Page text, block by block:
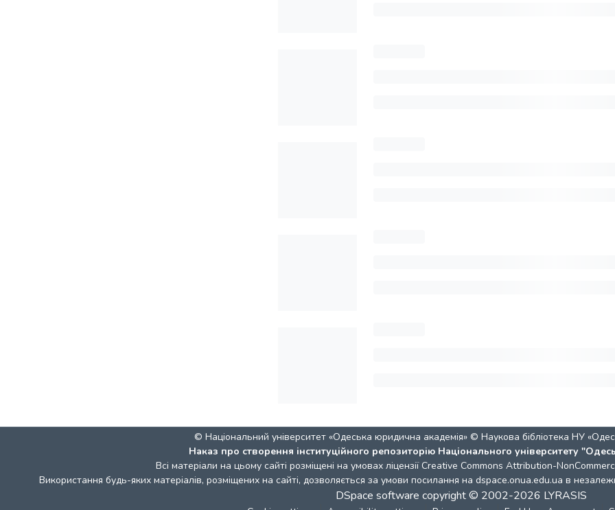
© Національний університет «Одеська юридична академія» © Наукова бібліотека НУ
Наказ про створення інституційного репозиторію Національного університету
Всі матеріали на цьому сайті розміщені на умовах ліцензії Creative Commons Attribution-
Використання будь-яких матеріалів, розміщених на сайті, дозволяється за умови посилання на dspace.onua.edu.ua в
DSpace software copyright © 2002-2026 LYRASIS